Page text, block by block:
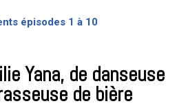
épisodes 1 à 10
Yana, de danseuse
de bière